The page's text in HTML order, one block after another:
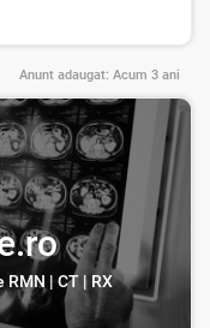
Anunt adaugat: Acum 3 ani
| CT | RX